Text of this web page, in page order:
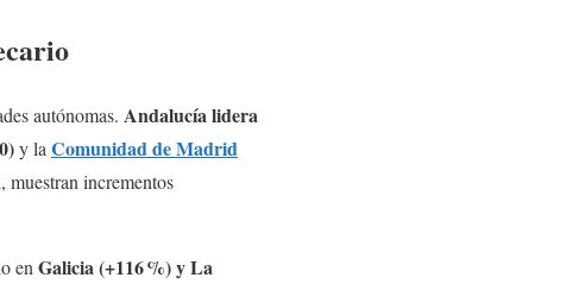
autónomas. Andalucía lidera
y la Comunidad de Madrid
muestran incrementos
en Galicia (+116%) y La